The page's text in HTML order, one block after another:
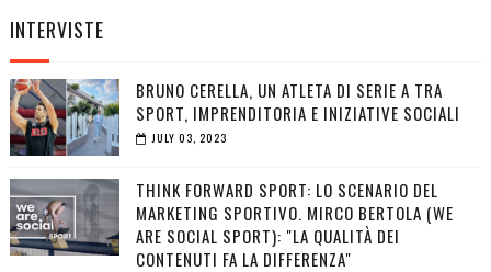
INTERVISTE
BRUNO CERELLA, UN ATLETA DI SERIE A TRA
SPORT, IMPRENDITORIA E INIZIATIVE SOCIALI
JULY 03, 2023
THINK FORWARD SPORT: LO SCENARIO DEL
MARKETING SPORTIVO. MIRCO BERTOLA (WE
ARE SOCIAL SPORT): "LA QUALITÀ DEI
CONTENUTI FA LA DIFFERENZA"